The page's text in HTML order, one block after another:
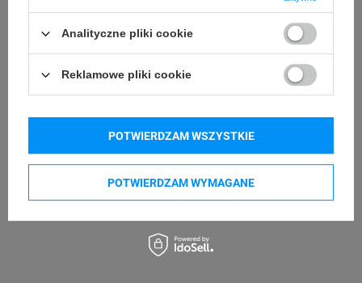
Analityczne pliki cookie
Reklamowe pliki cookie
POTWIERDZAM WYMAGANE
POTWIERDZAM WSZYSTKIE